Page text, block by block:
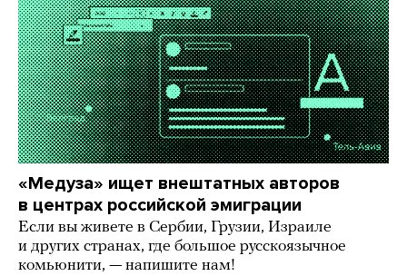
«Медуза» ищет внештатных авторов
в центрах российской эмиграции
Если вы живете в Сербии, Грузии, Израиле
и других странах, где большое русскоязычное
комьюнити, — напишите нам!